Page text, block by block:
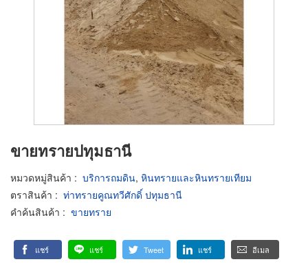
ขายทรายปทุมธานี
หมวดหมู่สินค้า : บริการถมดิน, หินทรายและหินทรายเทียม
ตราสินค้า : ท่าทรายคูณทวีศักดิ์ ปทุมธานี
คำค้นสินค้า : ขายทราย
แชร์ แชร์ Tweet แชร์ อีเมล